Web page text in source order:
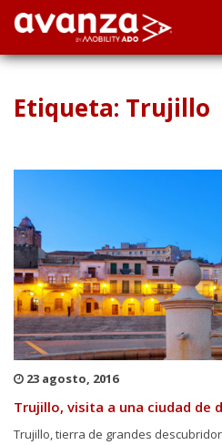
Etiqueta: Trujillo
23 agosto, 2016
Trujillo, visita a una ciudad de
Trujillo, tierra de grandes